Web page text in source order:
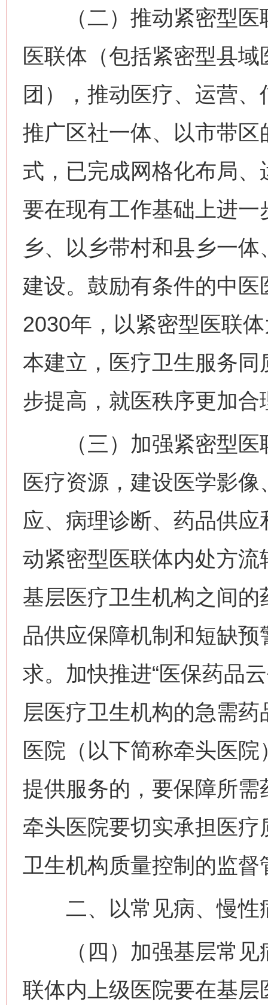
（二）推动紧密型医
医联体（包括紧密型县
团），推动医疗、运营
推广区社一体、以市带
式，已完成网格化布局
要在现有工作基础上进
乡、以乡带村和县乡一
建设。鼓励有条件的中
2030年，以紧密型医联
本建立，医疗卫生服务
步提高，就医秩序更加合
（三）加强紧密型医
医疗资源，建设医学影
应、病理诊断、药品供
动紧密型医联体内处方
基层医疗卫生机构之间
品供应保障机制和短缺
求。加快推进“医保药品
层医疗卫生机构的急需
医院（以下简称牵头医
提供服务的，要保障所
牵头医院要切实承担医
卫生机构质量控制的监督
二、以常见病、慢性
（四）加强基层常见
联体内上级医院要在基